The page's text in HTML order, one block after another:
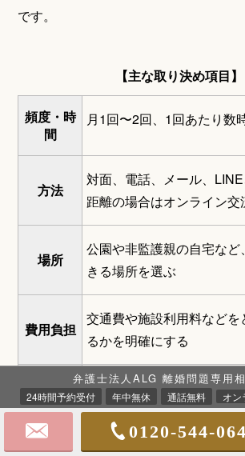
です。
【主な取り決め項目】
頻度・時
間
月1回〜2回、1回あたり数
方法
対面、電話、メール、
距離の場合はオンライン交
場所
公園や非監護親の自宅な
きる場所を選ぶ
費用負担
交通費や施設利用料などを
るかを明確にする
第三者機
関の利用
親同士が直接関わりたく
機関による当日の待ち合
検討する
弁護士法人ALG 離婚問題専用
24時間予約受付 年中無休 通話無料 オン
0120-544-064